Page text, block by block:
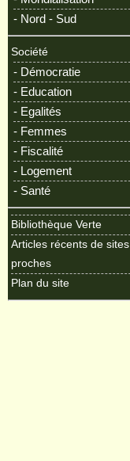
- Nord - Sud
Société
- Démocratie
- Education
- Egalités
- Femmes
- Fiscalité
- Logement
- Santé
Bibliothèque Verte
Articles récents de sites
proches
Plan du site